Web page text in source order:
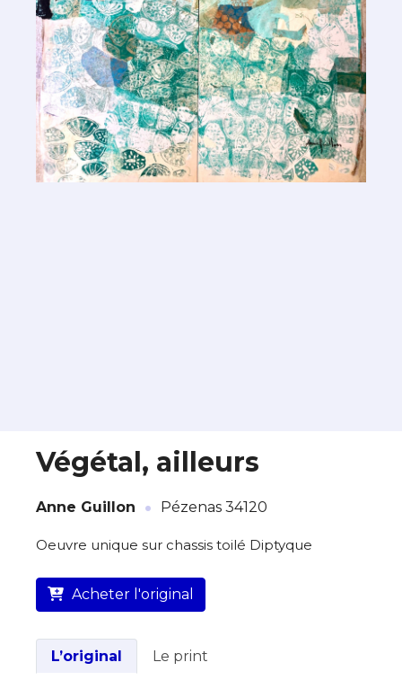
À propos de cette œuvre
L’artiste assume l’entière responsabilité
la livraison de l’œuvre originale.
Lieu où se trouve l’œuvre originale :
Végétal, ailleurs
Anne Guillon · Pézenas 34120
Oeuvre unique sur chassis toilé Diptyque
Acheter l'original
L’original
Le print